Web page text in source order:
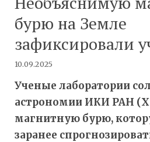
бурю на Земле
зафиксировали
10.09.2025
Ученые лаборатории
астрономии ИКИ РАН
магнитную бурю,
заранее